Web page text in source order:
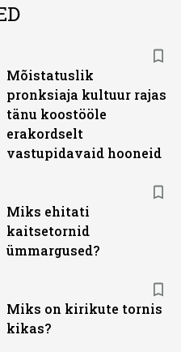
Mõistatuslik
pronksiaja kultuur rajas
tänu koostööle
erakordselt
vastupidavaid hooneid
Miks ehitati
kaitsetornid
ümmargused?
Miks on kirikute tornis
kikas?